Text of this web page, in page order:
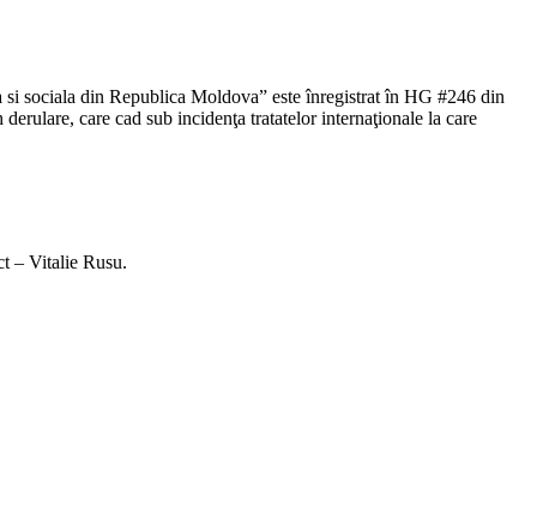
sociala din Republica Moldova” este înregistrat în HG #246 din
care cad sub incidenţa tratatelor internaţionale la care
– Vitalie Rusu.